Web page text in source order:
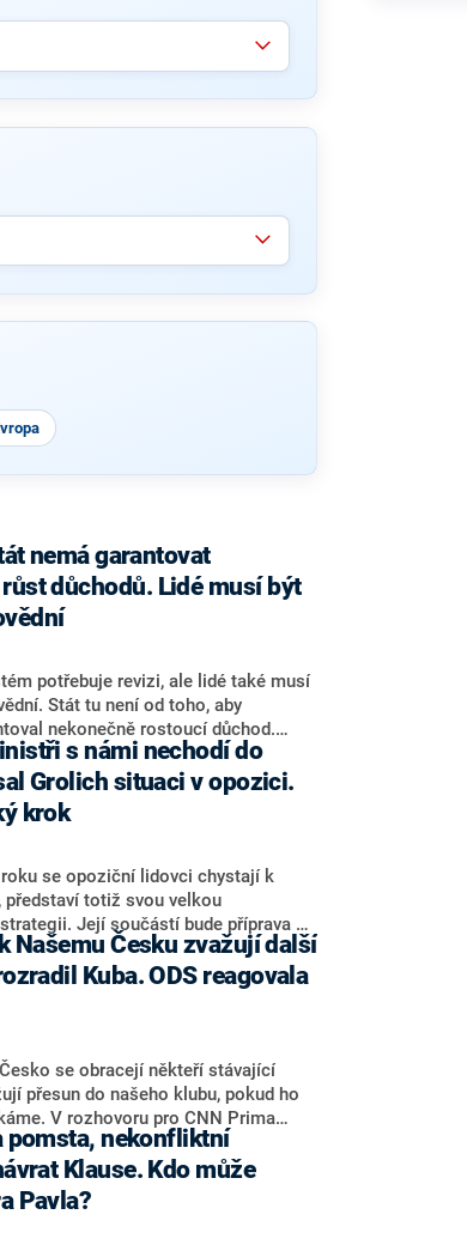
důchodů. Lidé musí být
potřebuje revizi, ale lidé také musí
Stát tu není od toho, aby
nekonečně rostoucí důchod.
a my ho představíme,řekl
kraje a předseda hnutí Naše
v rozhovoru pro CNN Prima NEWS.
podle něj nemůže být člověk, který by
čerpání financí a rozvoj,
Babiše ale hodnotit nechtěl.
s námi nechodí do
Grolich situaci v opozici.
krok
se opoziční lidovci chystají k
představí totiž svou velkou
Její součástí bude příprava na
řekl ve středu na setkání s novináři
Jan Grolich. Ten zároveň v
kandiduje ve Vyškově. Popsal i
o níž vládní strany nebo političtí
jako o slabé a v defenzivě. „Je to
na chyby vlády. Ministři s
do debat. Chceme ale ukazovat
Grolich na dotaz CNN Prima
Kuba. ODS reagovala
se obracejí někteří stávající
přesun do našeho klubu, pokud ho
V rozhovoru pro CNN Prima
hnutí a jihočeský hejtman
nebyl, ale získat by takto mohl
Zdeňka Hrabu, který je dnes
a TOP 09. Hraba to na dotaz
Předseda klubu senátorů ODS
Klause. Kdo může
Pavla?